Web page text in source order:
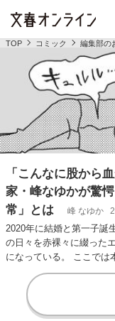
TOP コミック 編集部の
「こんなに股から
家・峰なゆかが驚
常」とは
峰 なゆか
2020年に結婚と第一子誕
の日々を赤裸々に綴った
になっている。 ここでは
て、退院を果た…